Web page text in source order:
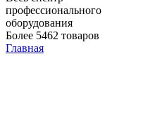
профессионального
оборудования
Более 5462 товаров
Главная